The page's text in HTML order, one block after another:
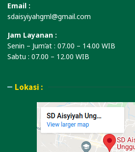
Email :
sdaisyiyahgml@gmail.com
Jam Layanan :
Senin – Jum’at : 07.00 – 14.00 WIB
Sabtu : 07.00 – 12.00 WIB
Lokasi :